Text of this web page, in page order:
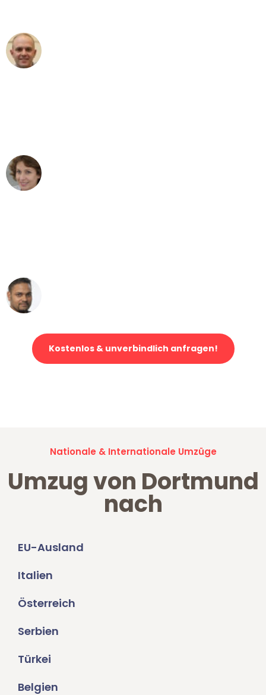
Kostenlos & unverbindlich anfragen!
Nationale & Internationale Umzüge
Umzug von Dortmund
nach
EU-Ausland
Italien
Österreich
Serbien
Türkei
Belgien